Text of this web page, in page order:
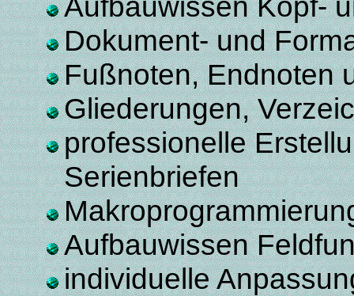
Dokument- und
Fußnoten, Endnoten
Gliederungen,
professionelle
Serienbriefen
Aufbauwissen
individuelle